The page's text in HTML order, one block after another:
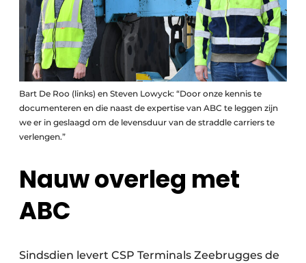
Bart De Roo (links) en Steven Lowyck: “Door onze kennis te
documenteren en die naast de expertise van ABC te leggen zijn
we er in geslaagd om de levensduur van de straddle carriers te
verlengen.”
Nauw overleg met
ABC
Sindsdien levert CSP Terminals Zeebrugges de